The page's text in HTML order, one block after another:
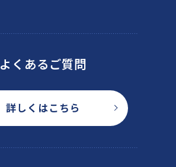
よくあるご質問
詳しくはこちら